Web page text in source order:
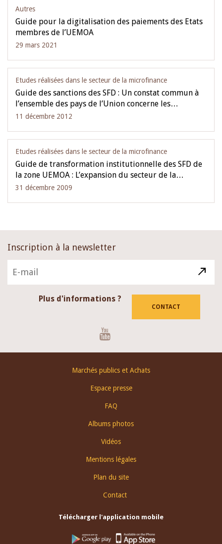
Autres
Guide pour la digitalisation des paiements des Etats
membres de l’UEMOA
29 mars 2021
Etudes réalisées dans le secteur de la microfinance
Guide des sanctions des SFD : Un constat commun à
l’ensemble des pays de l’Union concerne les…
11 décembre 2012
Etudes réalisées dans le secteur de la microfinance
Guide de transformation institutionnelle des SFD de
la zone UEMOA : L’expansion du secteur de la…
31 décembre 2009
Inscription à la newsletter
Plus d'informations ?
CONTACT
Marchés publics et Achats
Espace presse
FAQ
Albums photos
Vidéos
Mentions légales
Plan du site
Contact
Télécharger l'application mobile